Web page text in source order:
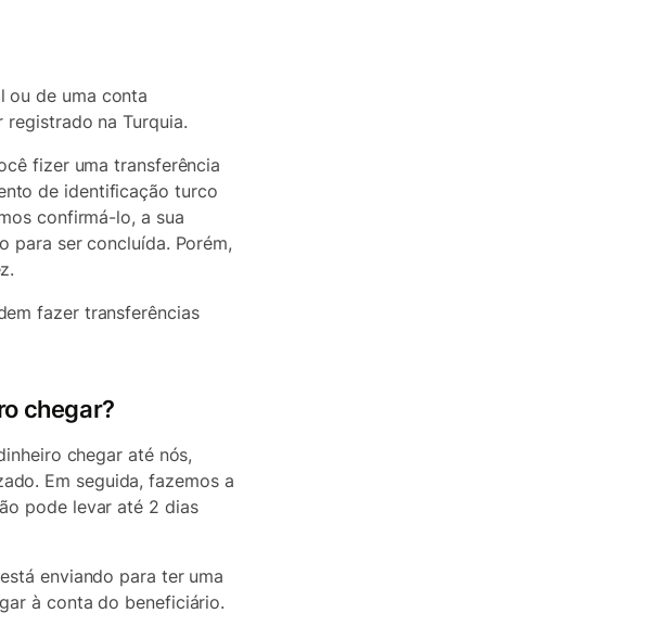
ou de uma conta
registrado na Turquia.
fizer uma transferência
de identificação turco
confirmá-lo, a sua
para ser concluída. Porém,
fazer transferências
chegar?
chegar até nós,
Em seguida, fazemos a
pode levar até 2 dias
enviando para ter uma
à conta do beneficiário.